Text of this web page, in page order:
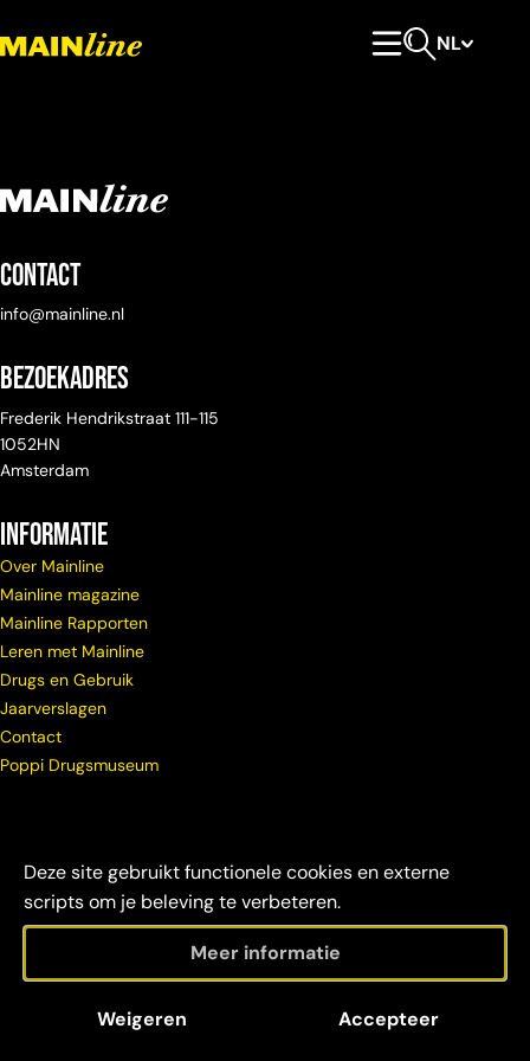
Deze site gebruikt functionele cookies en externe
scripts om je beleving te verbeteren.
Meer informatie
Weigeren Accepteer
NL
Contact
info@mainline.nl
Bezoekadres
Frederik Hendrikstraat 111-115
1052HN
Amsterdam
Informatie
Over Mainline
Mainline magazine
Mainline Rapporten
Leren met Mainline
Drugs en Gebruik
Jaarverslagen
Contact
Poppi Drugsmuseum
Mainline 2026
verantwoordelijkheid
credits